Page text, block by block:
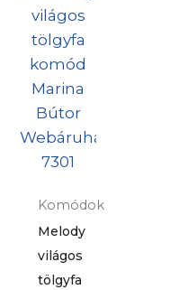
Komódok
Melody
világos
tölgyfa